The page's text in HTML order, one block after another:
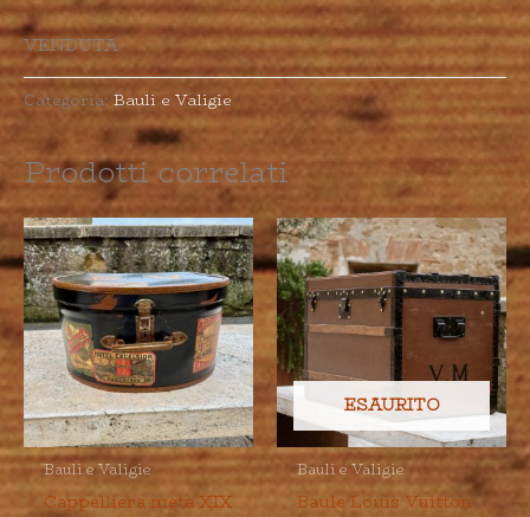
VENDUTA
Categoria: Bauli e Valigie
Prodotti correlati
Bauli e Valigie
Cappelliera metà XIX
ESAURITO
Bauli e Valigie
Baule Louis Vuitton